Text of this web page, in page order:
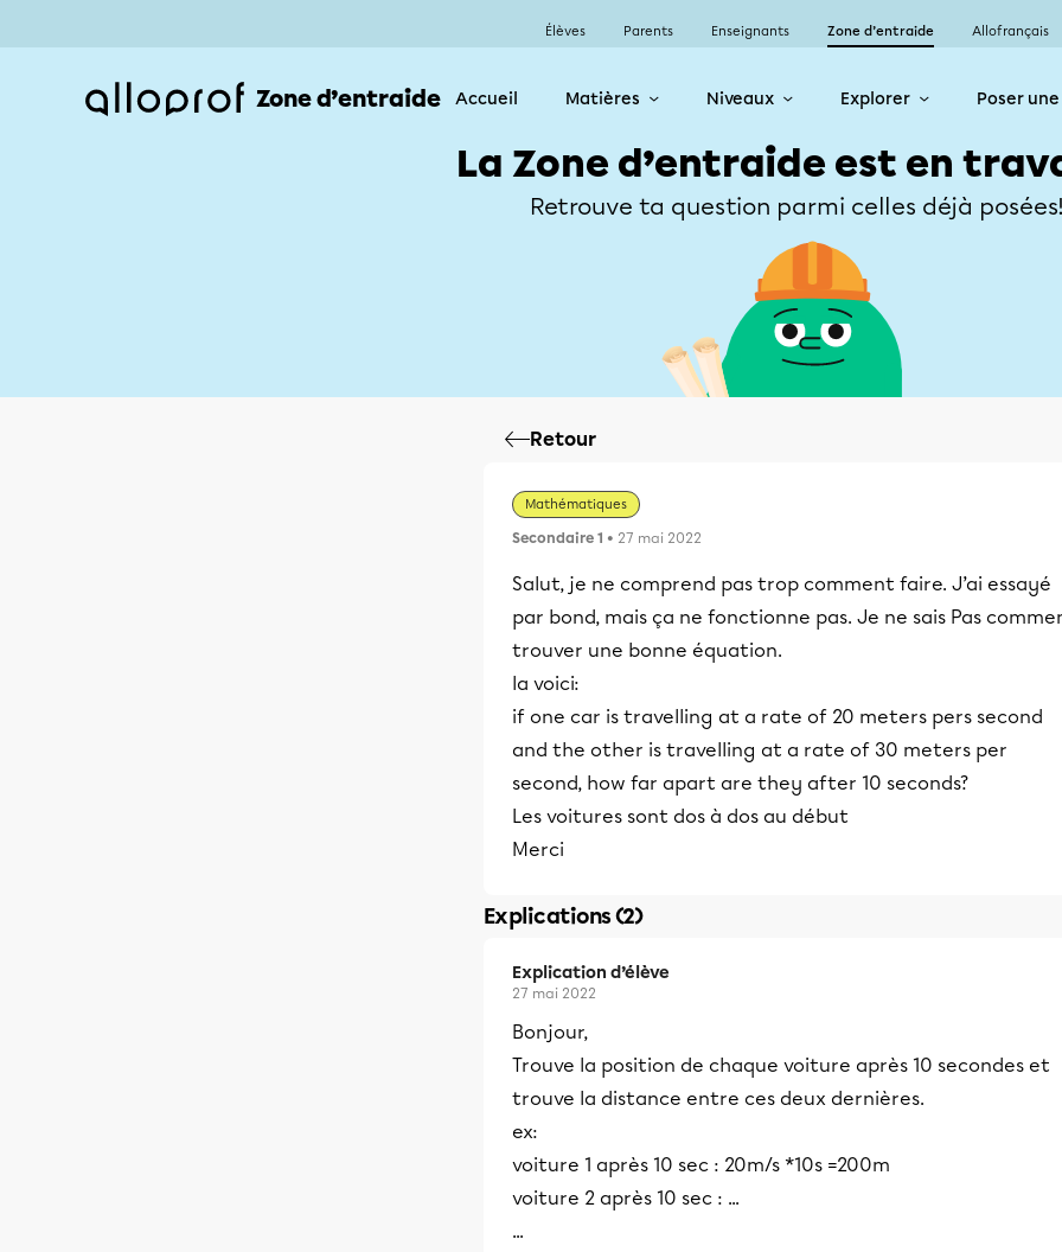
Élèves Parents Enseignants Zone d’entraide Allofrançais
Zone d’entraide Accueil Matières Niveaux Explorer Poser
La Zone d’entraide est en
Retrouve ta question parmi celles déjà
Retour
Mathématiques
Secondaire 1 • 27 mai 2022
Salut, je ne comprend pas trop comment faire. J’ai essayé
par bond, mais ça ne fonctionne pas. Je ne sais Pas
trouver une bonne équation.
la voici:
if one car is travelling at a rate of 20 meters pers second
and the other is travelling at a rate of 30 meters per
second, how far apart are they after 10 seconds?
Les voitures sont dos à dos au début
Merci
Explications (2)
Explication d’élève
27 mai 2022
Bonjour,
Trouve la position de chaque voiture après 10 secondes et
trouve la distance entre ces deux dernières.
ex:
voiture 1 après 10 sec : 20m/s *10s =200m
voiture 2 après 10 sec : ...
...